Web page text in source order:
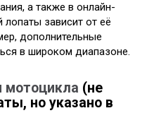
а также в онлайн-
лопаты зависит от её
дополнительные
в широком диапазоне.
мотоцикла (не
но указано в